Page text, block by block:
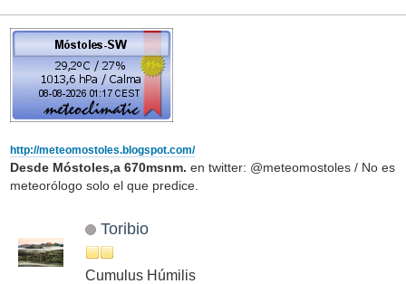
http://meteomostoles.blogspot.com/
Desde Móstoles,a 670msnm. en twitter: @meteomostoles / No es
meteorólogo solo el que predice.
Toribio
Cumulus Húmilis